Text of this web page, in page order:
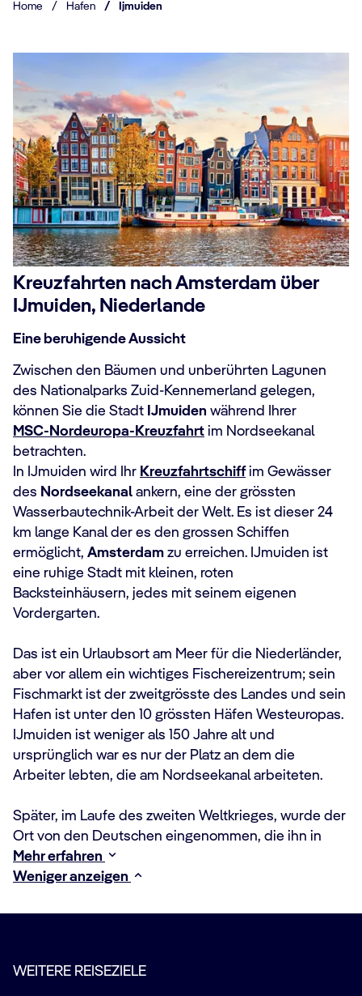
Home / Hafen / Ijmuiden
Kreuzfahrten nach Amsterdam über
IJmuiden, Niederlande
Eine beruhigende Aussicht
Zwischen den Bäumen und unberührten Lagunen
des Nationalparks Zuid-Kennemerland gelegen,
können Sie die Stadt IJmuiden während Ihrer
MSC-Nordeuropa-Kreuzfahrt im Nordseekanal
betrachten.
In IJmuiden wird Ihr Kreuzfahrtschiffim Gewässer
des Nordseekanal ankern, eine der grössten
Wasserbautechnik-Arbeit der Welt. Es ist dieser 24
km lange Kanal der es den grossen Schiffen
ermöglicht, Amsterdam zu erreichen. IJmuiden ist
eine ruhige Stadt mit kleinen, roten
Backsteinhäusern, jedes mit seinem eigenen
Vordergarten.
Das ist ein Urlaubsort am Meer für die Niederländer,
aber vor allem ein wichtiges Fischereizentrum; sein
Fischmarkt ist der zweitgrösste des Landes und sein
Hafen ist unter den 10 grössten Häfen Westeuropas.
IJmuiden ist weniger als 150 Jahre alt und
ursprünglich war es nur der Platz an dem die
Arbeiter lebten, die am Nordseekanal arbeiteten.
Später, im Laufe des zweiten Weltkrieges, wurde der
Ort von den Deutschen eingenommen, die ihn in
Mehr erfahren
Weniger anzeigen
WEITERE REISEZIELE